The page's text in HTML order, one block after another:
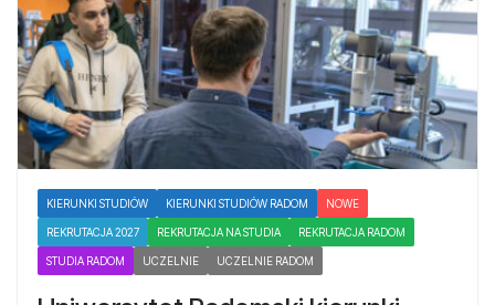
KIERUNKI STUDIÓW KIERUNKI STUDIÓW RADOM NOWE
REKRUTACJA 2027 REKRUTACJA NA STUDIA REKRUTACJA RADOM
STUDIA RADOM UCZELNIE UCZELNIE RADOM